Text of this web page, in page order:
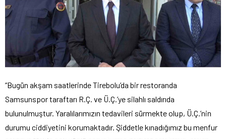
“Bugün akşam saatlerinde Tirebolu’da bir restoranda
Samsunspor taraftarı R.Ç. ve Ü.Ç.’ye silahlı saldırıda
bulunulmuştur. Yaralılarımızın tedavileri sürmekte olup, Ü.Ç.’nin
durumu ciddiyetini korumaktadır. Şiddetle kınadığımız bu menfur